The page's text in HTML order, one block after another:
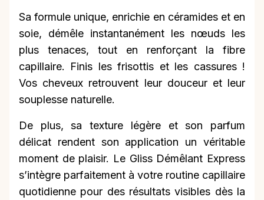
Sa formule unique, enrichie en céramides et en
soie, démêle instantanément les nœuds les
plus tenaces, tout en renforçant la fibre
capillaire. Finis les frisottis et les cassures !
Vos cheveux retrouvent leur douceur et leur
souplesse naturelle.
De plus, sa texture légère et son parfum
délicat rendent son application un véritable
moment de plaisir. Le Gliss Démêlant Express
s’intègre parfaitement à votre routine capillaire
quotidienne pour des résultats visibles dès la